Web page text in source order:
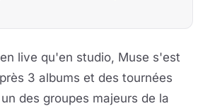
live qu'en studio, Muse s'est
3 albums et des tournées
des groupes majeurs de la